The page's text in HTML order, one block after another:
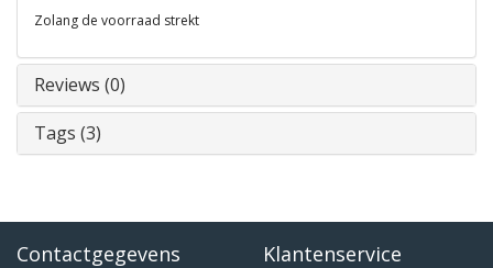
Zolang de voorraad strekt
Reviews (0)
Tags (3)
Contactgegevens Klantenservice